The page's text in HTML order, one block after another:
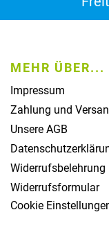
MEHR ÜBER...
Impressum
Zahlung und
Unsere AGB
Widerrufsbelehrung
Widerrufsformular
Cookie